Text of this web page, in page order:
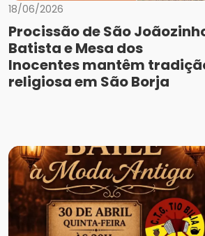
18/06/2026
Procissão de São
Batista e Mesa dos
Inocentes mantêm
religiosa em São Borja